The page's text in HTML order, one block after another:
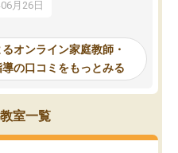
いして
。毎日
らない
くれる
月26日
自習室が毎日使えていつ
るのが心強かったよう
謝です。
オンライン家庭教師・
の口コミをもっとみる
室一覧